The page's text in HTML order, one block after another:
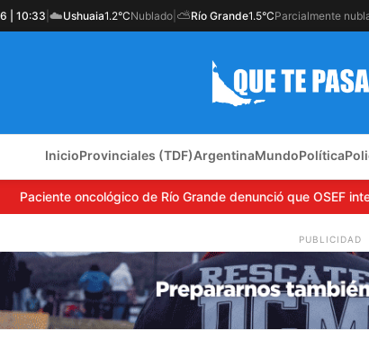
| 10:33 ☁️Ushuaia1.2°CNublado ⛅Río Grande1.5°CParcialmente
InicioProvinciales (TDF)ArgentinaMundoPolítica
Paciente oncológico de Río Grande denunció que OSEF